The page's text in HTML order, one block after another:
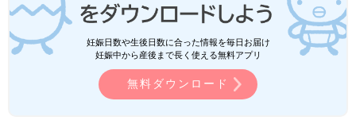
妊娠日数や生後日数に合った情報を毎日お届け
妊娠中から産後まで長く使える無料アプリ
無料ダウンロード